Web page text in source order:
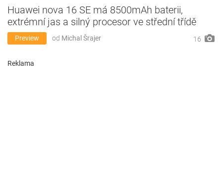
Huawei nova 16 SE má 8500mAh baterii,
extrémní jas a silný procesor ve střední třídě
Preview od Michal Šrajer 16
Reklama